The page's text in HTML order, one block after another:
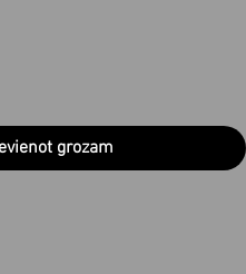
grozam